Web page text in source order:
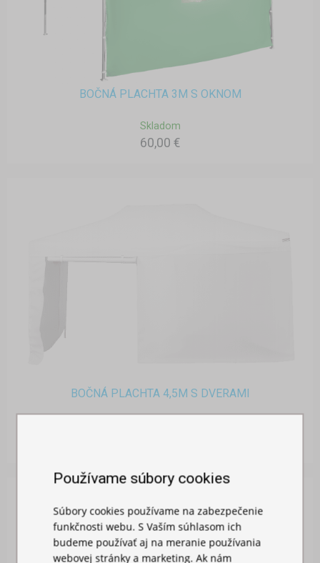
BOČNÁ PLACHTA 3M S OKNOM
Skladom
60,00 €
BOČNÁ PLACHTA 4,5M S DVERAMI
Používame súbory cookies
Súbory cookies používame na zabezpečenie
funkčnosti webu. S Vaším súhlasom ich
budeme používať aj na meranie používania
webovej stránky a marketing. Ak nám